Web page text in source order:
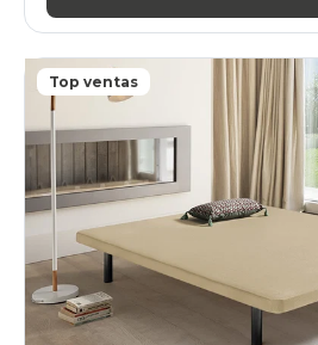
Top ventas